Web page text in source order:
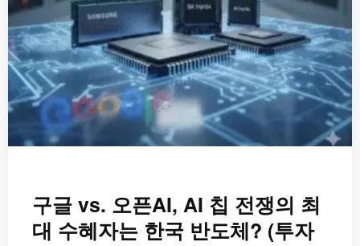
구글 vs. 오픈AI, AI 칩 전쟁의 최
대 수혜자는 한국 반도체? (투자
쟁
의
최
대
수
혜
자
국
반
도